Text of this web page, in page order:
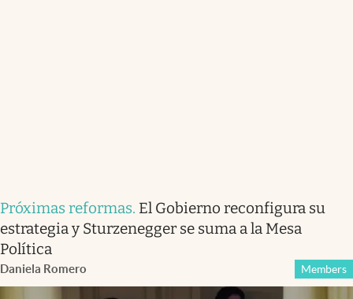
Próximas reformas. El Gobierno reconfigura su
estrategia y Sturzenegger se suma a la Mesa
Política
Daniela Romero Members